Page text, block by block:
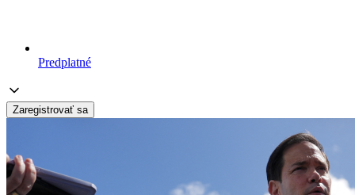
Predplatné
Zaregistrovať sa